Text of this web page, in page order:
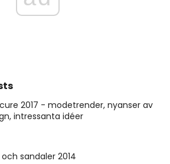
2017 - modetrender, nyanser av
intressanta idéer
och sandaler 2014